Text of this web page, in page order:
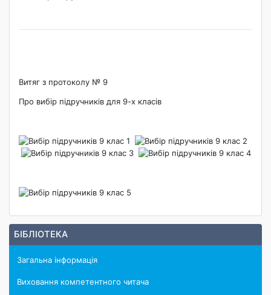
БІБЛІОТЕКА
Загальна інформація
Виховання компетентного читача
Витяг з протоколу № 9
Про вибір підручників для 9-х класів